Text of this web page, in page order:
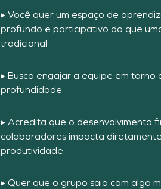
▸ Você quer um espaço de
profundo e participativo do que
tradicional.
▸ Busca engajar a equipe em torno
profundidade.
▸ Acredita que o desenvolvimento
colaboradores impacta
produtividade.
▸ Quer que o grupo saia com algo